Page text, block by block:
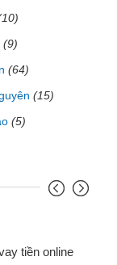
(9)
(64)
(15)
(5)
tiền online